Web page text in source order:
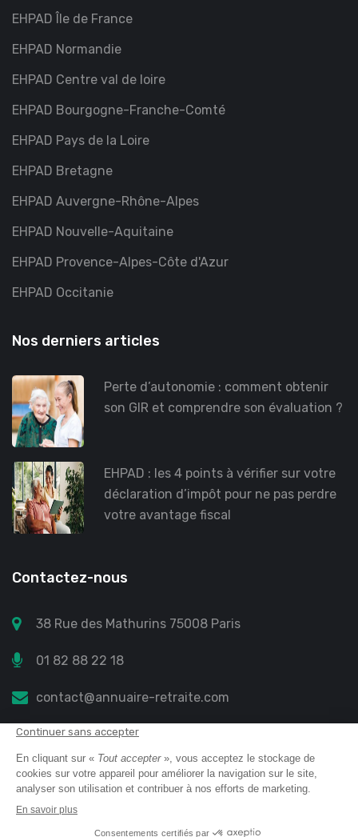
EHPAD Île de France
EHPAD Normandie
EHPAD Centre val de loire
EHPAD Bourgogne-Franche-Comté
EHPAD Pays de la Loire
EHPAD Bretagne
EHPAD Auvergne-Rhône-Alpes
EHPAD Nouvelle-Aquitaine
EHPAD Provence-Alpes-Côte d'Azur
EHPAD Occitanie
Nos derniers articles
Perte d’autonomie : comment obtenir
son GIR et comprendre son évaluation ?
EHPAD : les 4 points à vérifier sur votre
déclaration d’impôt pour ne pas perdre
votre avantage fiscal
Contactez-nous
38 Rue des Mathurins 75008 Paris
01 82 88 22 18
contact@annuaire-retraite.com
Annuaire retraite